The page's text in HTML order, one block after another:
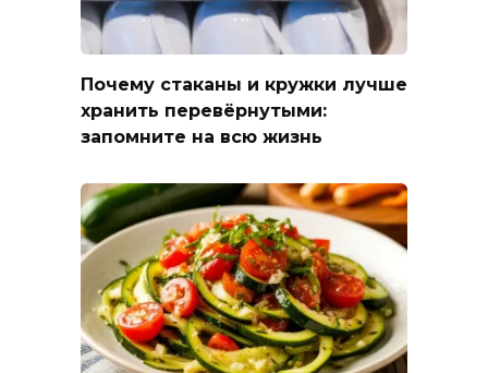
Почему стаканы и кружки лучше
хранить перевёрнутыми:
запомните на всю жизнь